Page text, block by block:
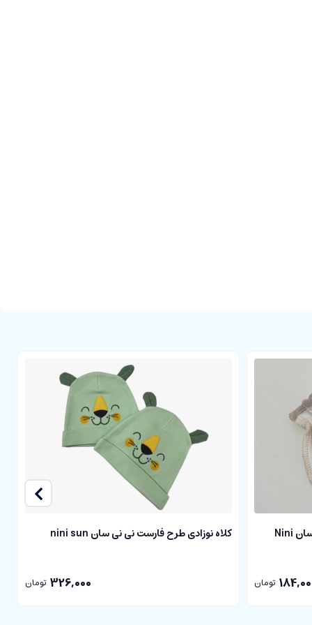
دستکش نوزادی طرح cubbie نی نی سان Nini
تومان
کلاه نوزادی طرح فارست نی نی سان nini sun
326,000 تومان